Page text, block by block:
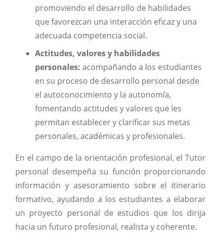
promoviendo el desarrollo de habilidades
que favorezcan una interacción eficaz y una
adecuada competencia social.
Actitudes, valores y habilidades
personales: acompañando a los estudiantes
en su proceso de desarrollo personal desde
el autoconocimiento y la autonomía,
fomentando actitudes y valores que les
permitan establecer y clarificar sus metas
personales, académicas y profesionales.
En el campo de la orientación profesional, el Tutor
personal desempeña su función proporcionando
información y asesoramiento sobre el itinerario
formativo, ayudando a los estudiantes a elaborar
un proyecto personal de estudios que los dirija
hacia un futuro profesional, realista y coherente.